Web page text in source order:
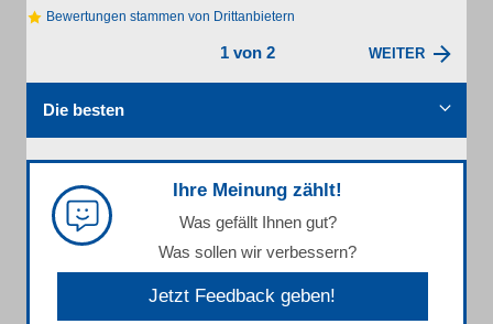
Bewertungen stammen von Drittanbietern
1 von 2 WEITER
Die besten
Ihre Meinung zählt!
Was gefällt Ihnen gut?
Was sollen wir verbessern?
Jetzt Feedback geben!